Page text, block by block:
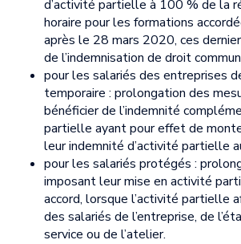
d’activité partielle à 100 % de la
horaire pour les formations
après le 28 mars 2020, ces
de l’indemnisation de droit
pour les salariés des entreprises
temporaire : prolongation des
bénéficier de l’indemnité
partielle ayant pour effet de
leur indemnité d’activité partielle
pour les salariés protégés :
imposant leur mise en activité
accord, lorsque l’activité partielle
des salariés de l’entreprise, de
service ou de l’atelier.